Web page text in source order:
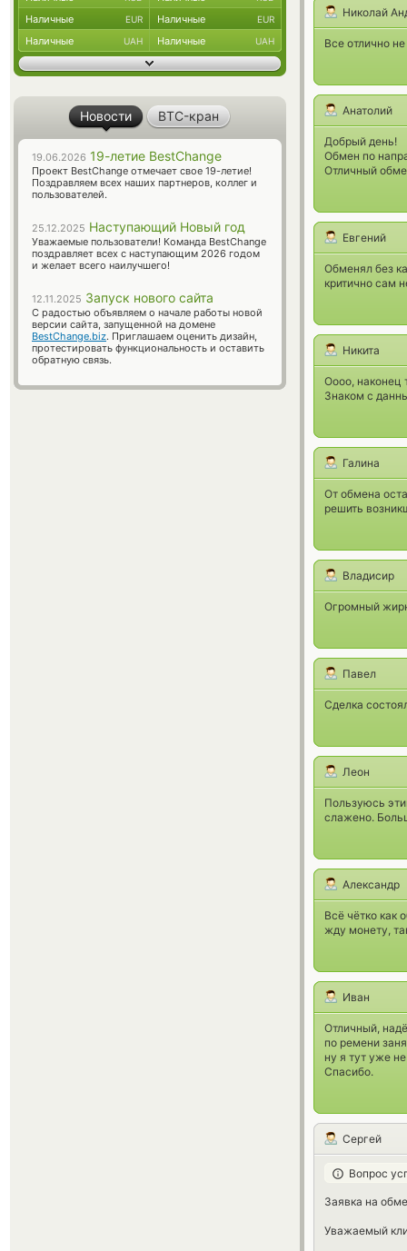
Николай
Все отлично
Анатолий
Добрый день!
Обмен по
Отличный
Евгений
Обменял без
критично сам
Никита
Оооо, наконец
Знаком с
Галина
От обмена
решить
Владисир
Огромный
Павел
Сделка
Леон
Пользуюсь
слажено.
Александр
Всё чётко как
жду монету,
Иван
Отличный,
по ремени
ну я тут уже
Спасибо.
Сергей
Вопрос
Заявка на
Уважаемый
Наличные EUR Наличные EUR
Наличные UAH Наличные UAH
Новости BTC-кран
19.06.2026 19-летие BestChange
Проект BestChange отмечает свое 19-летие!
Поздравляем всех наших партнеров, коллег и
пользователей.
25.12.2025 Наступающий Новый год
Уважаемые пользователи! Команда BestChange
поздравляет всех с наступающим 2026 годом
и желает всего наилучшего!
12.11.2025 Запуск нового сайта
С радостью объявляем о начале работы новой
версии сайта, запущенной на домене
BestChange.biz. Приглашаем оценить дизайн,
протестировать функциональность и оставить
обратную связь.